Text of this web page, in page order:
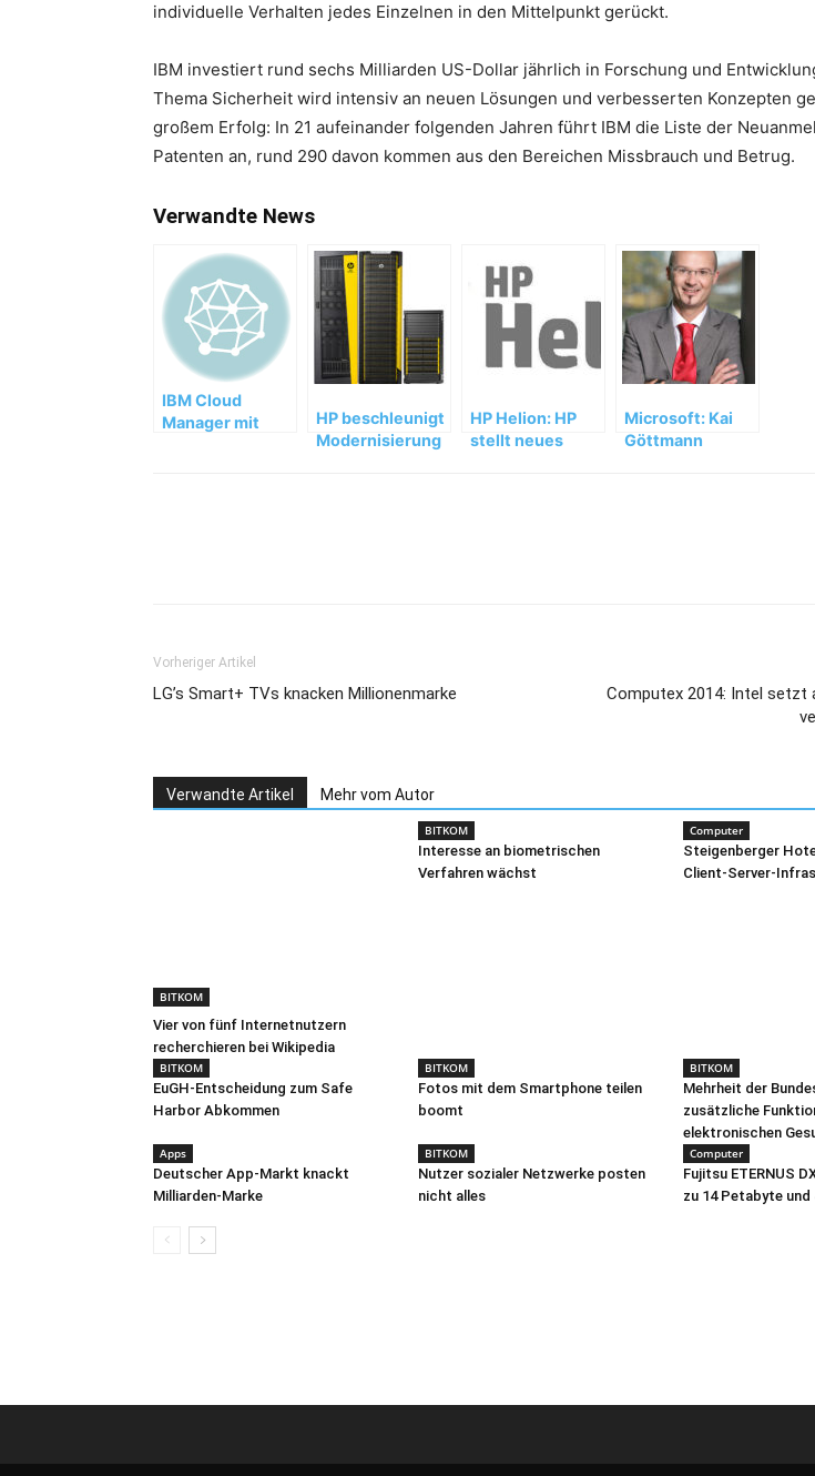
individuelle Verhalten jedes Einzelnen in den Mittelpunkt gerückt.
IBM investiert rund sechs Milliarden US-Dollar jährlich in Forschung und
Thema Sicherheit wird intensiv an neuen Lösungen und verbesserten Konzepten
großem Erfolg: In 21 aufeinander folgenden Jahren führt IBM die Liste der
Patenten an, rund 290 davon kommen aus den Bereichen Missbrauch und Betrug.
Verwandte News
IBM Cloud
Manager mit
HP beschleunigt
Modernisierung
HP Helion: HP
stellt neues
Microsoft: Kai
Göttmann
Vorheriger Artikel
LG’s Smart+ TVs knacken Millionenmarke
Computex 2014: Intel setzt
Verwandte Artikel Mehr vom Autor
BITKOM
Vier von fünf Internetnutzern
recherchieren bei Wikipedia
BITKOM
Interesse an biometrischen
Verfahren wächst
Computer
Steigenberger
Client-Server-
BITKOM
EuGH-Entscheidung zum Safe
Harbor Abkommen
BITKOM
Fotos mit dem Smartphone teilen
boomt
BITKOM
Mehrheit der
zusätzliche
elektronischen
Apps
Deutscher App-Markt knackt
Milliarden-Marke
BITKOM
Nutzer sozialer Netzwerke posten
nicht alles
Computer
Fujitsu ETERNUS
zu 14 Petabyte und